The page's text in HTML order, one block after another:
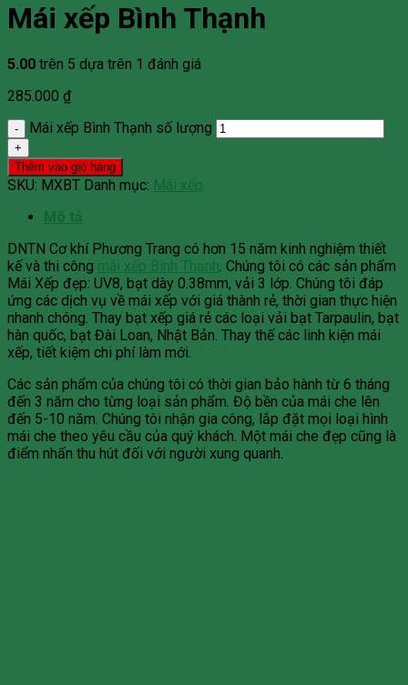
Mái xếp Bình Thạnh
5.00 trên 5 dựa trên 1 đánh giá
285.000 ₫
Mái xếp Bình Thạnh số lượng
Thêm vào giỏ hàng
SKU: MXBT Danh mục: Mái xếp
Mô tả
DNTN Cơ khí Phương Trang có hơn 15 năm kinh nghiệm thiết
kế và thi công mái xếp Bình Thạnh. Chúng tôi có các sản phẩm
Mái Xếp đẹp: UV8, bạt dày 0.38mm, vải 3 lớp. Chúng tôi đáp
ứng các dịch vụ về mái xếp với giá thành rẻ, thời gian thực hiện
nhanh chóng. Thay bạt xếp giá rẻ các loại vải bạt Tarpaulin, bạt
hàn quốc, bạt Đài Loan, Nhật Bản. Thay thế các linh kiện mái
xếp, tiết kiệm chi phí làm mới.
Các sản phẩm của chúng tôi có thời gian bảo hành từ 6 tháng
đến 3 năm cho từng loại sản phẩm. Độ bền của mái che lên
đến 5-10 năm. Chúng tôi nhận gia công, lắp đặt mọi loại hình
mái che theo yêu cầu của quý khách. Một mái che đẹp cũng là
điểm nhấn thu hút đối với người xung quanh.